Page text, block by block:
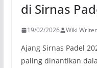
di Sirnas
19/02/2026 Wiki Writer
Ajang Sirnas Padel
paling dinantikan